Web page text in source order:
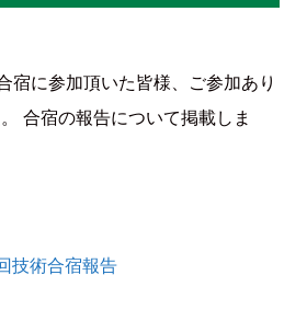
宿に参加頂いた皆様、ご参加あり
合宿の報告について掲載しま
技術合宿報告